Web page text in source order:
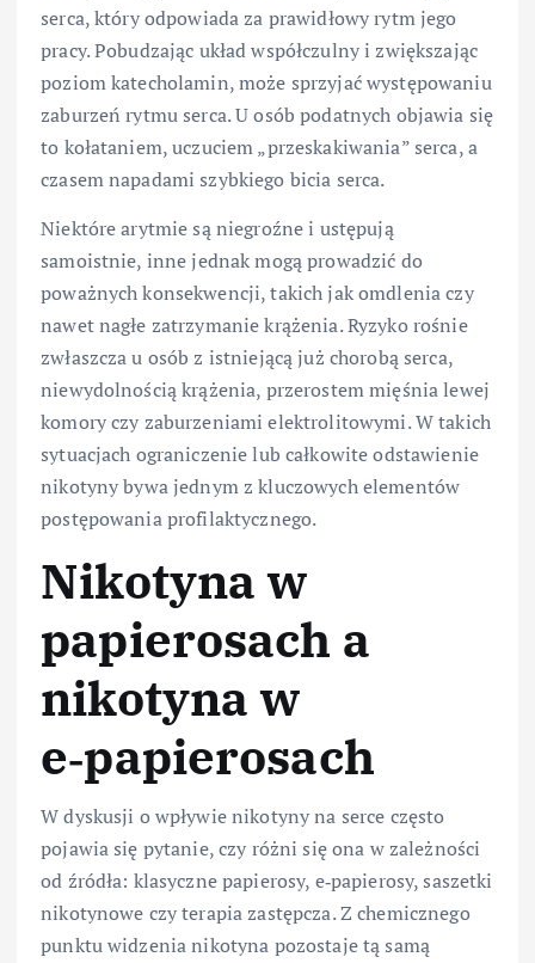
serca, który odpowiada za prawidłowy rytm jego
pracy. Pobudzając układ współczulny i zwiększając
poziom katecholamin, może sprzyjać występowaniu
zaburzeń rytmu serca. U osób podatnych objawia się
to kołataniem, uczuciem „przeskakiwania” serca, a
czasem napadami szybkiego bicia serca.
Niektóre arytmie są niegroźne i ustępują
samoistnie, inne jednak mogą prowadzić do
poważnych konsekwencji, takich jak omdlenia czy
nawet nagłe zatrzymanie krążenia. Ryzyko rośnie
zwłaszcza u osób z istniejącą już chorobą serca,
niewydolnością krążenia, przerostem mięśnia lewej
komory czy zaburzeniami elektrolitowymi. W takich
sytuacjach ograniczenie lub całkowite odstawienie
nikotyny bywa jednym z kluczowych elementów
postępowania profilaktycznego.
Nikotyna w
papierosach a
nikotyna w
e‑papierosach
W dyskusji o wpływie nikotyny na serce często
pojawia się pytanie, czy różni się ona w zależności
od źródła: klasyczne papierosy, e‑papierosy, saszetki
nikotynowe czy terapia zastępcza. Z chemicznego
punktu widzenia nikotyna pozostaje tą samą